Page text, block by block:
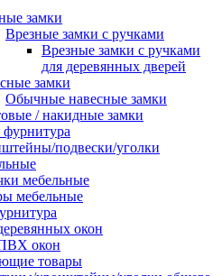
замки
Врезные замки с ручками
Врезные замки с ручками
для деревянных дверей
замки
Обычные навесные замки
/ накидные замки
подвески/уголки
мебельные
мебельные
окон
окон
товары